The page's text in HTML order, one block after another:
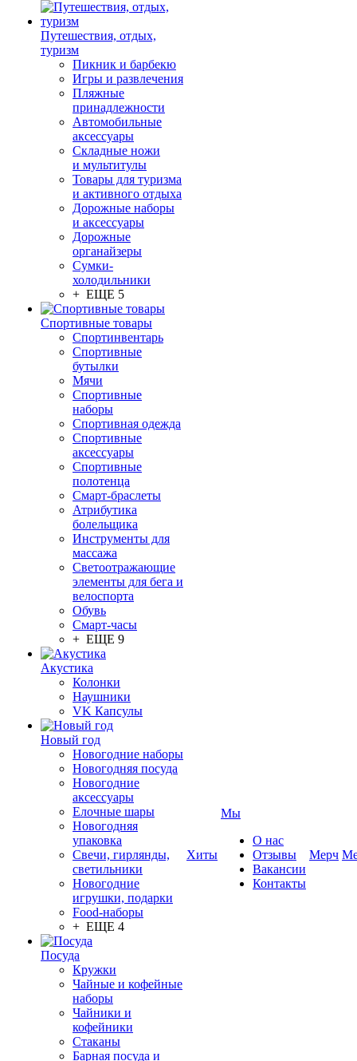
Путешествия, отдых,
туризм
Пикник и барбекю
Игры и развлечения
Пляжные
принадлежности
Автомобильные
аксессуары
Складные ножи
и мультитулы
Товары для туризма
и активного отдыха
Дорожные наборы
и аксессуары
Дорожные
органайзеры
Сумки-
холодильники
+ ЕЩЕ 5
Спортивные товары
Спортинвентарь
Спортивные
бутылки
Мячи
Спортивные
наборы
Спортивная одежда
Спортивные
аксессуары
Спортивные
полотенца
Смарт-браслеты
Атрибутика
болельщика
Инструменты для
массажа
Светоотражающие
элементы для бега и
велоспорта
Обувь
Смарт-часы
+ ЕЩЕ 9
Акустика
Колонки
Наушники
VK Капсулы
Новый год
Новогодние наборы
Новогодняя посуда
Новогодние
аксессуары
Елочные шары
Новогодняя
упаковка
Свечи, гирлянды,
светильники
Новогодние
игрушки, подарки
Food-наборы
+ ЕЩЕ 4
Посуда
Кружки
Чайные и кофейные
наборы
Чайники и
кофейники
Стаканы
Барная посуда и
Хиты
Мы
О нас
Отзывы
Вакансии
Контакты
Мерч